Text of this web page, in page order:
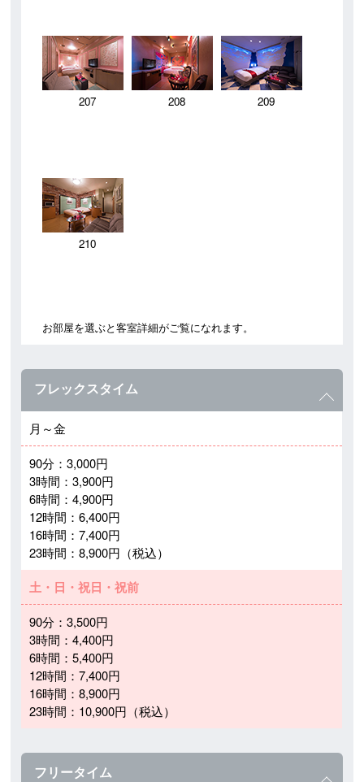
207 208 209
210
お部屋を選ぶと客室詳細がご覧になれます。
フレックスタイム
月～金
90分：3,000円
3時間：3,900円
6時間：4,900円
12時間：6,400円
16時間：7,400円
23時間：8,900円（税込）
土・日・祝日・祝前
90分：3,500円
3時間：4,400円
6時間：5,400円
12時間：7,400円
16時間：8,900円
23時間：10,900円（税込）
フリータイム